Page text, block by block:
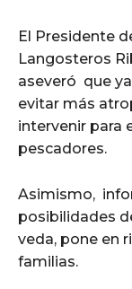
El Presidente
Langosteros
aseveró que
evitar más
intervenir para
pescadores.
Asimismo,
posibilidades
veda, pone en
familias.